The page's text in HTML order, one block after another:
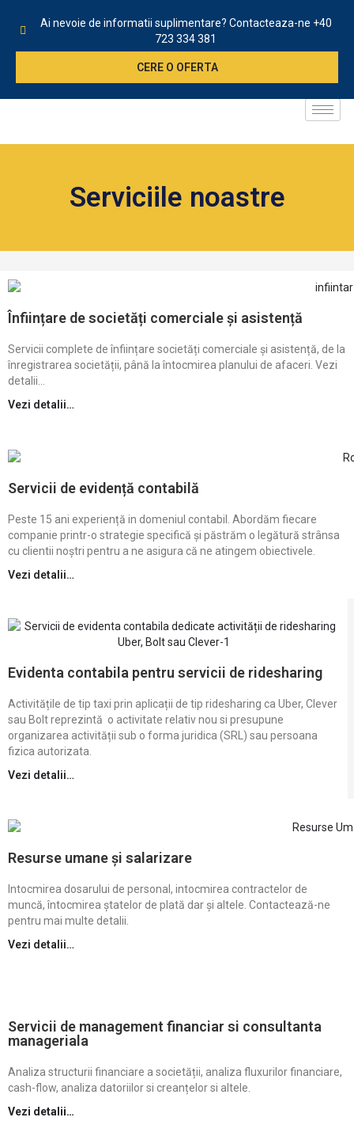
Ai nevoie de informatii suplimentare? Contacteaza-ne +40
723 334 381
CERE O OFERTA
Serviciile noastre
Înființare de societăți comerciale și asistență
Servicii complete de înființare societăți comerciale și asistență, de la
înregistrarea societății, până la întocmirea planului de afaceri. Vezi
detalii…
Vezi detalii…
Servicii de evidență contabilă
Peste 15 ani experiență in domeniul contabil. Abordăm fiecare
companie printr-o strategie specifică și păstrăm o legătură strânsa
cu clientii noștri pentru a ne asigura că ne atingem obiectivele.
Vezi detalii…
Evidenta contabila pentru servicii de ridesharing
Activitățile de tip taxi prin aplicații de tip ridesharing ca Uber, Clever
sau Bolt reprezintă o activitate relativ nou si presupune
organizarea activității sub o forma juridica (SRL) sau persoana
fizica autorizata.
Vezi detalii…
Resurse umane și salarizare
Intocmirea dosarului de personal, intocmirea contractelor de
muncă, întocmirea ștatelor de plată dar și altele. Contactează-ne
pentru mai multe detalii.
Vezi detalii…
Servicii de management financiar si consultanta
manageriala
Analiza structurii financiare a societății, analiza fluxurilor financiare,
cash-flow, analiza datoriilor si creanțelor si altele.
Vezi detalii…